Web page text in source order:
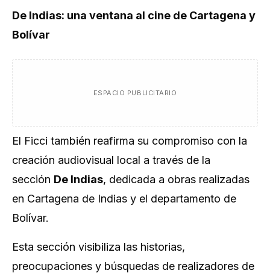
De Indias: una ventana al cine de Cartagena y
Bolívar
ESPACIO PUBLICITARIO
El Ficci también reafirma su compromiso con la
creación audiovisual local a través de la
sección De Indias, dedicada a obras realizadas
en Cartagena de Indias y el departamento de
Bolívar.
Esta sección visibiliza las historias,
preocupaciones y búsquedas de realizadores de